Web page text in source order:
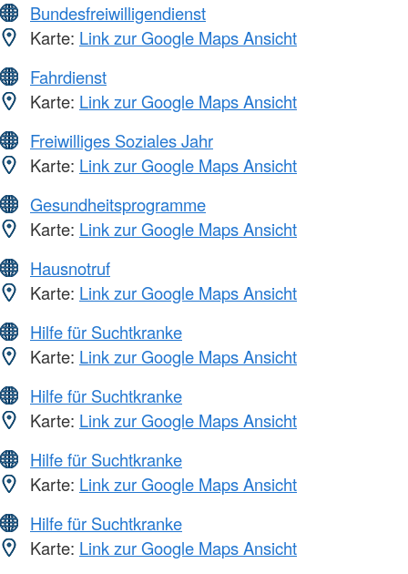
Bundesfreiwilligendienst
Karte: Link zur Google Maps Ansicht
Fahrdienst
Karte: Link zur Google Maps Ansicht
Freiwilliges Soziales Jahr
Karte: Link zur Google Maps Ansicht
Gesundheitsprogramme
Karte: Link zur Google Maps Ansicht
Hausnotruf
Karte: Link zur Google Maps Ansicht
Hilfe für Suchtkranke
Karte: Link zur Google Maps Ansicht
Hilfe für Suchtkranke
Karte: Link zur Google Maps Ansicht
Hilfe für Suchtkranke
Karte: Link zur Google Maps Ansicht
Hilfe für Suchtkranke
Karte: Link zur Google Maps Ansicht